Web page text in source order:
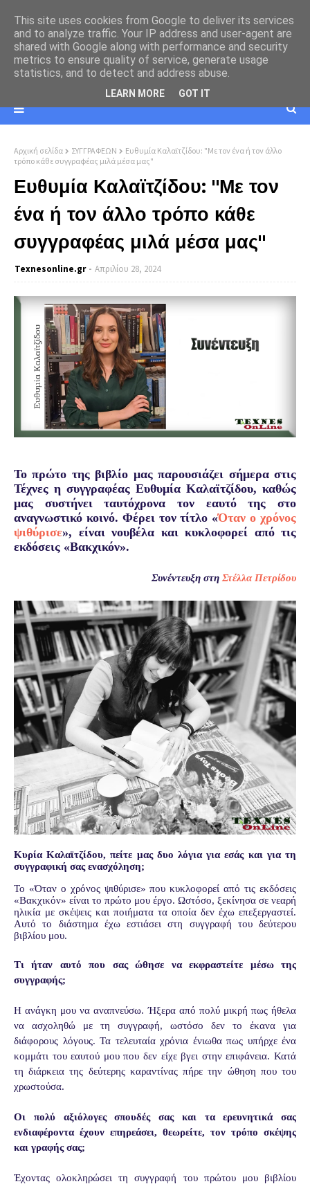
Αρχική σελίδα ΣΥΓΓΡΑΦΕΩΝ
Ευθυμία Καλαϊτζίδου: "Με τον ένα ή τον άλλο
τρόπο κάθε συγγραφέας μιλά μέσα μας"
Ευθυμία Καλαϊτζίδου: "Με τον
ένα ή τον άλλο τρόπο κάθε
συγγραφέας μιλά μέσα μας"
Texnesοnline.gr Απριλίου 28, 2024
Το πρώτο της βιβλίο μας παρουσιάζει σήμερα στις
Τέχνες η συγγραφέας Ευθυμία Καλαϊτζίδου, καθώς
μας συστήνει ταυτόχρονα τον εαυτό της στο
αναγνωστικό κοινό. Φέρει τον τίτλο «Όταν ο χρόνος
ψιθύρισε», είναι νουβέλα και κυκλοφορεί από τις
εκδόσεις «Βακχικόν».
Συνέντευξη στη Στέλλα Πετρίδου
Κυρία Καλαϊτζίδου, πείτε μας δυο λόγια για εσάς και για τη
συγγραφική σας ενασχόληση;
Το «Όταν ο χρόνος ψιθύρισε» που κυκλοφορεί από τις εκδόσεις
«Βακχικόν» είναι το πρώτο μου έργο. Ωστόσο, ξεκίνησα σε νεαρή
ηλικία με σκέψεις και ποιήματα τα οποία δεν έχω επεξεργαστεί.
Αυτό το διάστημα έχω εστιάσει στη συγγραφή του δεύτερου
βιβλίου μου.
Τι ήταν αυτό που σας ώθησε να εκφραστείτε μέσω της
συγγραφής;
Η ανάγκη μου να αναπνεύσω. Ήξερα από πολύ μικρή πως ήθελα
να ασχοληθώ με τη συγγραφή, ωστόσο δεν το έκανα για
διάφορους λόγους. Τα τελευταία χρόνια ένιωθα πως υπήρχε ένα
κομμάτι του εαυτού μου που δεν είχε βγει στην επιφάνεια. Κατά
τη διάρκεια της δεύτερης καραντίνας πήρε την ώθηση που του
χρωστούσα.
Οι πολύ αξιόλογες σπουδές σας και τα ερευνητικά σας
ενδιαφέροντα έχουν επηρεάσει, θεωρείτε, τον τρόπο σκέψης
και γραφής σας;
Έχοντας ολοκληρώσει τη συγγραφή του πρώτου μου βιβλίου
This site uses cookies from Google to deliver its services
and to analyze traffic. Your IP address and user-agent are
shared with Google along with performance and security
metrics to ensure quality of service, generate usage
statistics, and to detect and address abuse.
LEARN MORE GOT IT